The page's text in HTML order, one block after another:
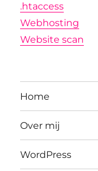
.htaccess
Webhosting
Website scan
Home
Over mij
WordPress